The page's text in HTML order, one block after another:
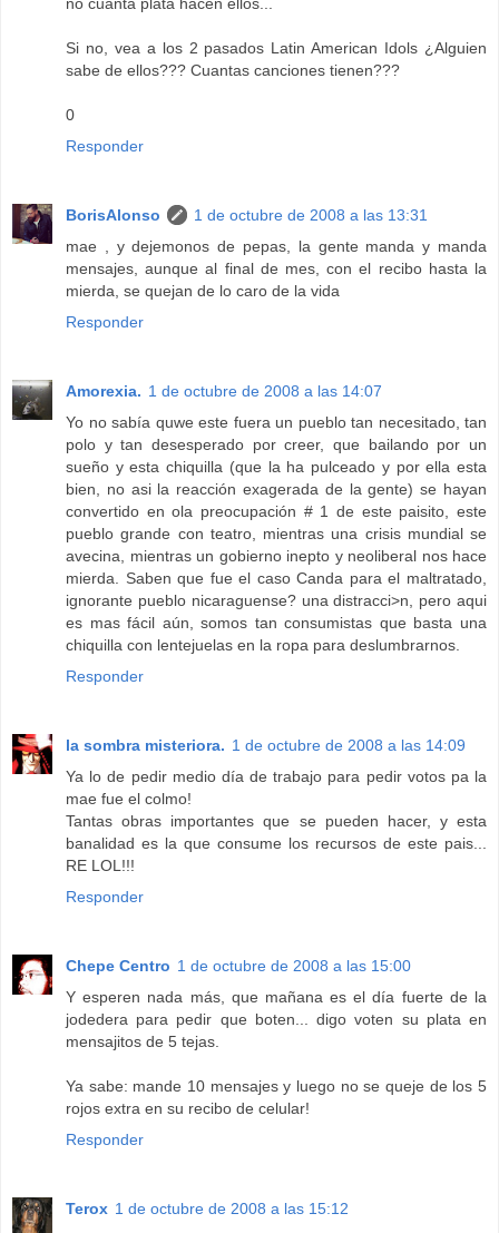
Si no, vea a los 2 pasados Latin American Idols ¿Alguien
sabe de ellos??? Cuantas canciones tienen???
0
Responder
BorisAlonso
1 de octubre de 2008 a las 13:31
mae , y dejemonos de pepas, la gente manda y manda
mensajes, aunque al final de mes, con el recibo hasta la
mierda, se quejan de lo caro de la vida
Responder
Amorexia. 1 de octubre de 2008 a las 14:07
Yo no sabía quwe este fuera un pueblo tan necesitado, tan
polo y tan desesperado por creer, que bailando por un
sueño y esta chiquilla (que la ha pulceado y por ella esta
bien, no asi la reacción exagerada de la gente) se hayan
convertido en ola preocupación # 1 de este paisito, este
pueblo grande con teatro, mientras una crisis mundial se
avecina, mientras un gobierno inepto y neoliberal nos hace
mierda. Saben que fue el caso Canda para el maltratado,
ignorante pueblo nicaraguense? una distracci>n, pero aqui
es mas fácil aún, somos tan consumistas que basta una
chiquilla con lentejuelas en la ropa para deslumbrarnos.
Responder
la sombra misteriora. 1 de octubre de 2008 a las 14:09
Ya lo de pedir medio día de trabajo para pedir votos pa la
mae fue el colmo!
Tantas obras importantes que se pueden hacer, y esta
banalidad es la que consume los recursos de este pais...
RE LOL!!!
Responder
Chepe Centro 1 de octubre de 2008 a las 15:00
Y esperen nada más, que mañana es el día fuerte de la
jodedera para pedir que boten... digo voten su plata en
mensajitos de 5 tejas.
Ya sabe: mande 10 mensajes y luego no se queje de los 5
rojos extra en su recibo de celular!
Responder
Terox 1 de octubre de 2008 a las 15:12